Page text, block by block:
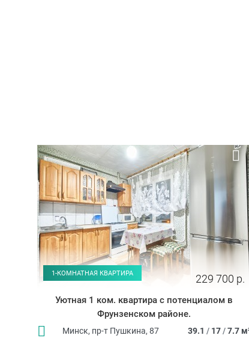
1-КОМНАТНАЯ КВАРТИРА 229 700 р.
Уютная 1 ком. квартира с потенциалом в
Фрунзенском районе.
Минск, пр-т Пушкина, 87 39.1 / 17/7.7